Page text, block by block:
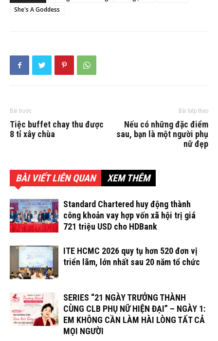
She's A Goddess
Bài trước
Tiệc buffet chay thu được
8 tỉ xây chùa
Bài tiếp theo
Nếu có những đặc điểm
sau, bạn là một người phụ
nữ đẹp
BÀI VIẾT LIÊN QUAN XEM THÊM
Standard Chartered huy động thành
công khoản vay hợp vốn xã hội trị giá
721 triệu USD cho HDBank
ITE HCMC 2026 quy tụ hơn 520 đơn vị
triển lãm, lớn nhất sau 20 năm tổ chức
SERIES “21 NGÀY TRƯỞNG THÀNH
CÙNG CLB PHỤ NỮ HIỆN ĐẠI” – NGÀY 1:
EM KHÔNG CẦN LÀM HÀI LÒNG TẤT CẢ
MỌI NGƯỜI